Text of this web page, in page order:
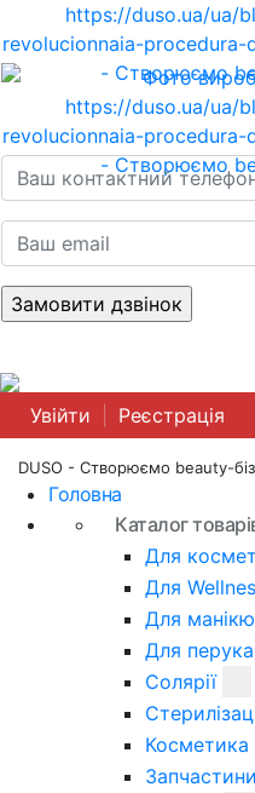
Увійти Реєстрація
DUSO - Створюємо beauty-
Головна
Каталог
Для
Для
Для
Для
Солярії
Косметика
Запчастини